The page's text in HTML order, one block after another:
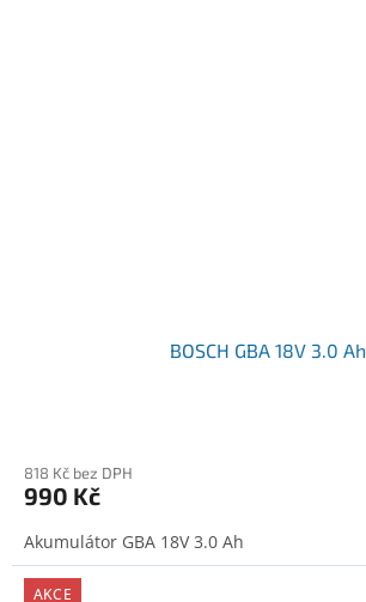
BOSCH GBA 18V 3.0 Ah
818 Kč bez DPH
990 Kč
Akumulátor GBA 18V 3.0 Ah
AKCE